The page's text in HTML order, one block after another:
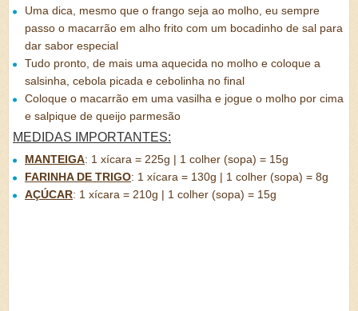
Uma dica, mesmo que o frango seja ao molho, eu sempre
passo o macarrão em alho frito com um bocadinho de sal para
dar sabor especial
Tudo pronto, de mais uma aquecida no molho e coloque a
salsinha, cebola picada e cebolinha no final
Coloque o macarrão em uma vasilha e jogue o molho por cima
e salpique de queijo parmesão
MEDIDAS IMPORTANTES:
MANTEIGA: 1 xícara = 225g | 1 colher (sopa) = 15g
FARINHA DE TRIGO: 1 xícara = 130g | 1 colher (sopa) = 8g
AÇÚCAR: 1 xícara = 210g | 1 colher (sopa) = 15g